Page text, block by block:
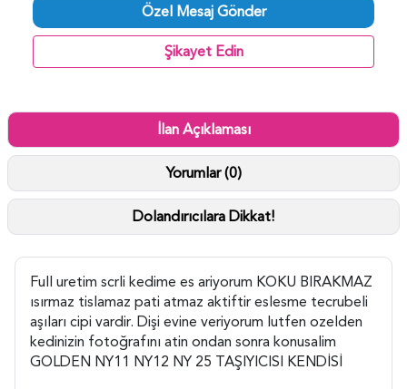
Özel Mesaj Gönder
Şikayet Edin
İlan Açıklaması
Yorumlar (0)
Dolandırıcılara Dikkat!
Full uretim scrli kedime es ariyorum KOKU BIRAKMAZ
ısırmaz tislamaz pati atmaz aktiftir eslesme tecrubeli
aşıları cipi vardir. Dişi evine veriyorum lutfen ozelden
kedinizin fotoğrafını atin ondan sonra konusalim
GOLDEN NY11 NY12 NY 25 TAŞIYICISI KENDİSİ